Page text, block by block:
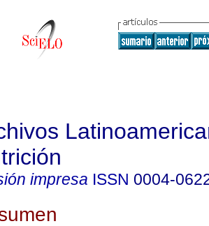
impresa ISSN 0004-